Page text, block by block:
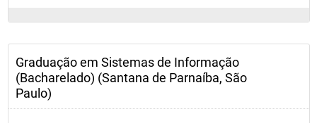
Graduação em Sistemas de Informação
(Bacharelado) (Santana de Parnaíba, São
Paulo)